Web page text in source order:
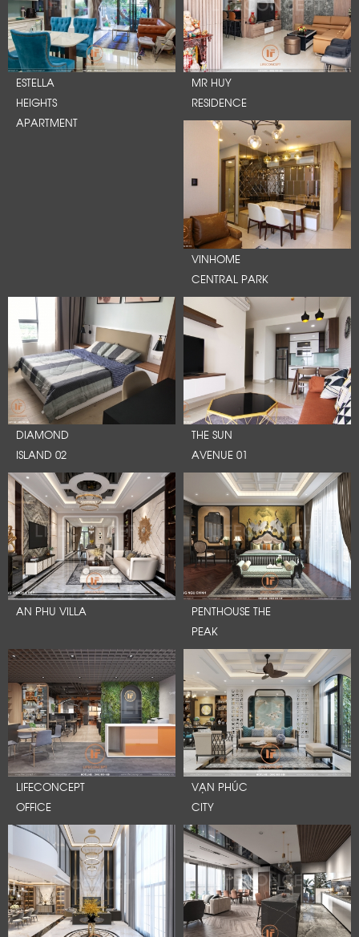
ESTELLA
HEIGHTS
APARTMENT
MR HUY
RESIDENCE
VINHOME
CENTRAL PARK
DIAMOND
ISLAND 02
THE SUN
AVENUE 01
AN PHU VILLA
PENTHOUSE THE
PEAK
LIFECONCEPT
OFFICE
VẠN PHÚC
CITY